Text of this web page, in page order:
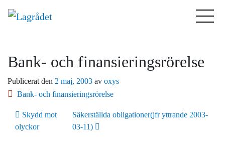
Bank- och finansieringsrörelse
Publicerat den 2 maj, 2003 av oxys
Bank- och finansieringsrörelse
Inläggsnavigering
Skydd mot
olyckor
Säkerställda obligationer(jfr yttrande 2003-
03-11)